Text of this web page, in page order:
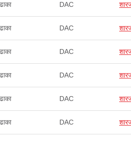
ढाका DAC
ढाका DAC
ढाका DAC
ढाका DAC
ढाका DAC
ढाका DAC